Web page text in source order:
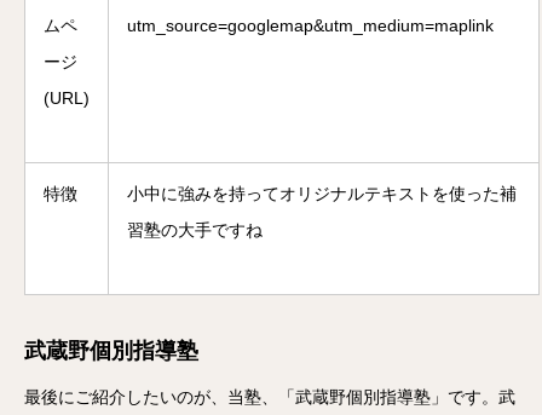
ムペ
ージ
(URL)
utm_source=googlemap&utm_medium=maplink
特徴
小中に強みを持ってオリジナルテキストを使った補
習塾の大手ですね
武蔵野個別指導塾
最後にご紹介したいのが、当塾、「武蔵野個別指導塾」です。武